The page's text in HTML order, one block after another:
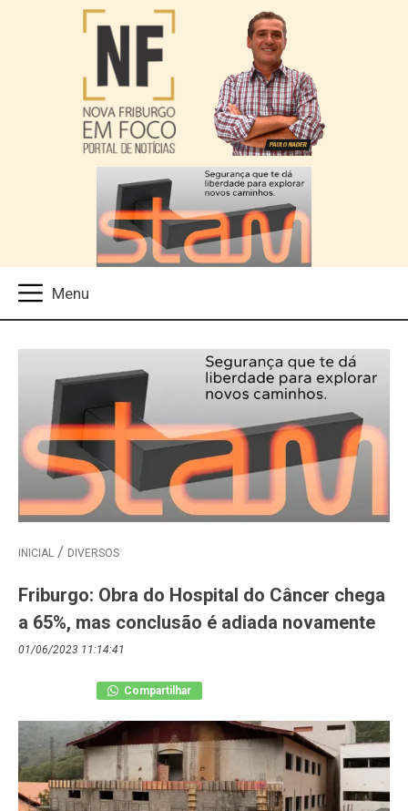
INICIAL DIVERSOS
Friburgo: Obra do Hospital do Câncer chega
a 65%, mas conclusão é adiada novamente
01/06/2023 11:14:41
Compartilhar